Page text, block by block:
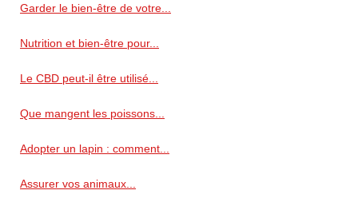
Garder le bien-être de votre...
Nutrition et bien-être pour...
Le CBD peut-il être utilisé...
Que mangent les poissons...
Adopter un lapin : comment...
Assurer vos animaux...